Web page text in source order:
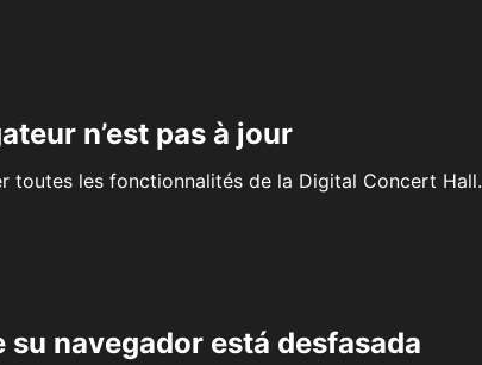
n’est pas à jour
toutes les fonctionnalités de la Digital Concert Hall.
navegador está desfasada